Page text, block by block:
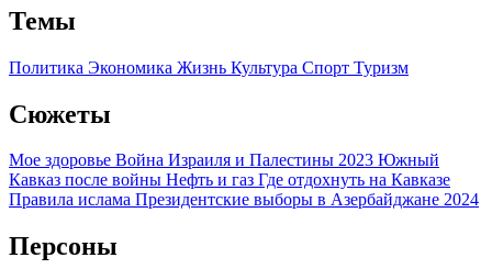
Темы
Политика Экономика Жизнь Культура Спорт Туризм
Сюжеты
Мое здоровье Война Израиля и Палестины 2023 Южный
Кавказ после войны Нефть и газ Где отдохнуть на Кавказе
Правила ислама Президентские выборы в Азербайджане 2024
Персоны